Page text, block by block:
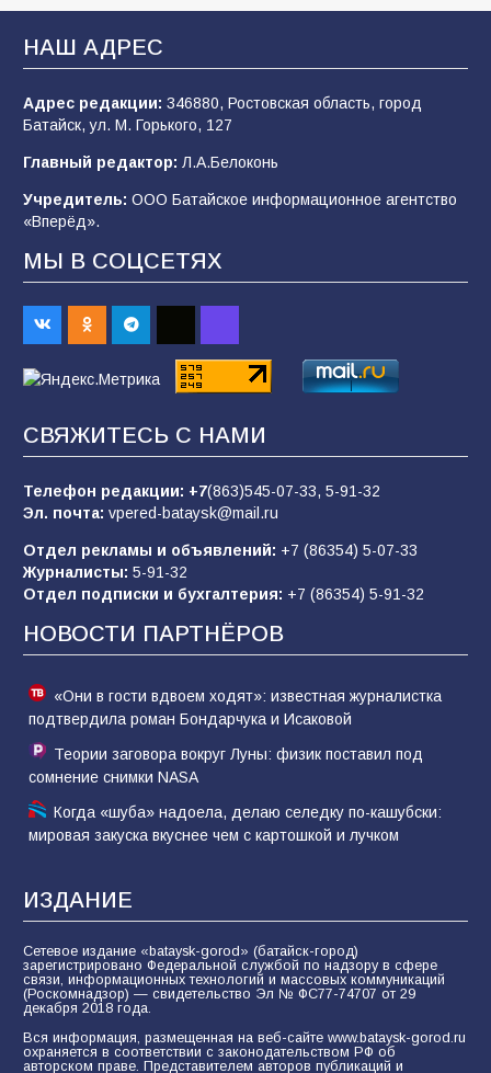
соревнований
103 06.08.2026
«Мобилизация или набор?» Что на самом
2026 года
101 03.08.2026
В Батайске продолжаются дорожные работы
98 04.08.2026
пропагандистский вброс
«Слухами Москву не возьмёшь»: почему
заявления Киева о мобилизации — это
отчаяние, а не разведка
81 02.08.2026
НАШ АДРЕС
Адрес редакции: 346880, Ростовская область, город
Батайск, ул. М. Горького, 127
Главный редактор: Л.А.Белоконь
Учредитель: ООО Батайское информационное агентство
«Вперёд».
МЫ В СОЦСЕТЯХ
СВЯЖИТЕСЬ С НАМИ
Телефон редакции: +7(863)545-07-33, 5-91-32
Эл. почта: vpered-bataysk@mail.ru
Отдел рекламы и объявлений: +7 (86354) 5-07-33
Журналисты: 5-91-32
Отдел подписки и бухгалтерия: +7 (86354) 5-91-32
НОВОСТИ ПАРТНЁРОВ
«Они в гости вдвоем ходят»: известная журналистка
подтвердила роман Бондарчука и Исаковой
Теории заговора вокруг Луны: физик поставил под
сомнение снимки NASA
Когда «шуба» надоела, делаю селедку по-кашубски:
мировая закуска вкуснее чем с картошкой и лучком
ИЗДАНИЕ
Сетевое издание «bataysk-gorod» (батайск-город)
зарегистрировано Федеральной службой по надзору в сфере
связи, информационных технологий и массовых коммуникаций
(Роскомнадзор) — свидетельство Эл № ФС77-74707 от 29
декабря 2018 года.
Вся информация, размещенная на веб-сайте www.bataysk-gorod.ru
охраняется в соответствии с законодательством РФ об
авторском праве. Представителем авторов публикаций и